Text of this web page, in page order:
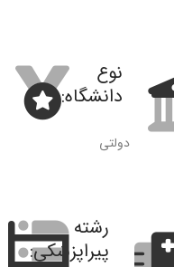
ترکیه روی نقشه
نوع
دانشگاه:
دولتی
رشته
پیراپزشکی: